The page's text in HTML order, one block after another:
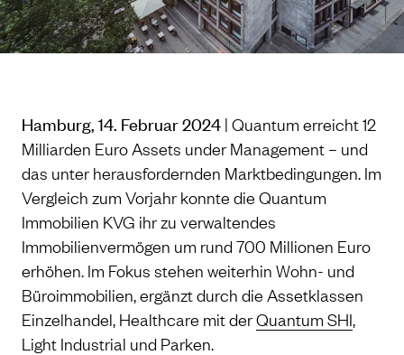
Hamburg, 14. Februar 2024 | Quantum erreicht 12
Milliarden Euro Assets under Management – und
das unter herausfordernden Marktbedingungen. Im
Vergleich zum Vorjahr konnte die Quantum
Immobilien KVG ihr zu verwaltendes
Immobilienvermögen um rund 700 Millionen Euro
erhöhen. Im Fokus stehen weiterhin Wohn- und
Büroimmobilien, ergänzt durch die Assetklassen
Einzelhandel, Healthcare mit derQuantum SHI,
Light Industrial und Parken.